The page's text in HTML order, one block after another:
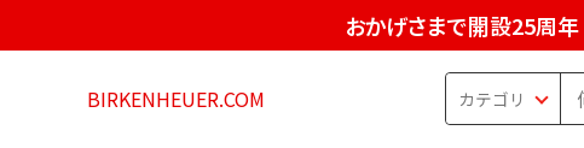
おかげさまで開設25周年
BIRKENHEUER.COM